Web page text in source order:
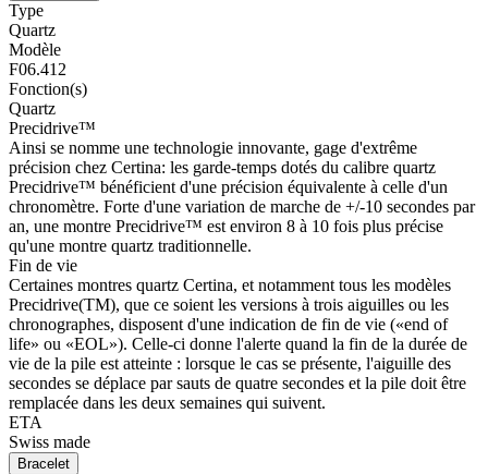
Type
Quartz
Modèle
F06.412
Fonction(s)
Quartz
Precidrive™
Ainsi se nomme une technologie innovante, gage d'extrême
précision chez Certina: les garde-temps dotés du calibre quartz
Precidrive™ bénéficient d'une précision équivalente à celle d'un
chronomètre. Forte d'une variation de marche de +/-10 secondes par
an, une montre Precidrive™ est environ 8 à 10 fois plus précise
qu'une montre quartz traditionnelle.
Fin de vie
Certaines montres quartz Certina, et notamment tous les modèles
Precidrive(TM), que ce soient les versions à trois aiguilles ou les
chronographes, disposent d'une indication de fin de vie («end of
life» ou «EOL»). Celle-ci donne l'alerte quand la fin de la durée de
vie de la pile est atteinte : lorsque le cas se présente, l'aiguille des
secondes se déplace par sauts de quatre secondes et la pile doit être
remplacée dans les deux semaines qui suivent.
ETA
Swiss made
Bracelet